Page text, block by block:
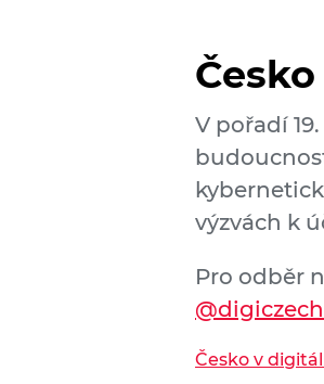
V pořadí
výzvách k
Pro odběr
@digiczech
Česko v